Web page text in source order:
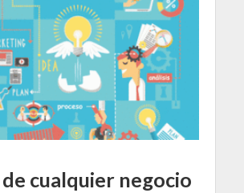
cualquier negocio